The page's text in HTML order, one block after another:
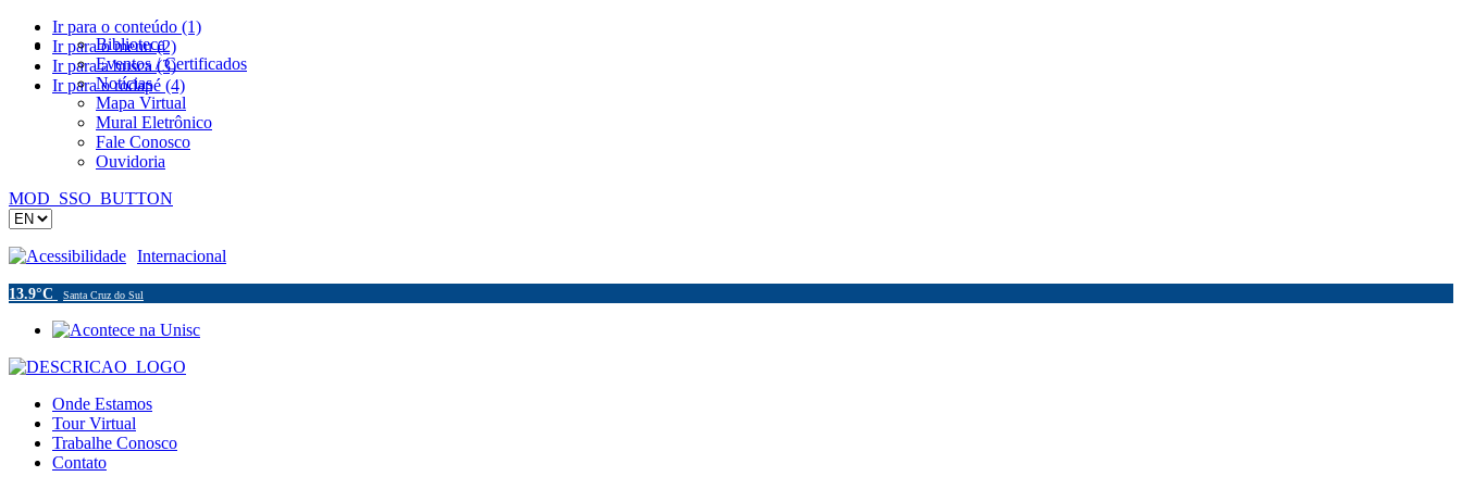
Ir para o conteúdo (1)
Ir para o menu (2)
Ir para a busca (3)
Ir para o rodapé (4)
Biblioteca
Eventos / Certificados
Notícias
Mapa Virtual
Mural Eletrônico
Fale Conosco
Ouvidoria
MOD_SSO_BUTTON
Acessibilidade Internacional
13.9°C Santa Cruz do Sul
Onde Estamos
Tour Virtual
Trabalhe Conosco
Contato